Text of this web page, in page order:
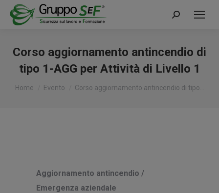
Cerca:
Corso aggiornamento antincendio di
tipo 1-AGG per Attività di Livello 1
Tu sei qui:
Home Evento Corso aggiornamento antincendio di tipo…
Aggiornamento antincendio /
Emergenza aziendale